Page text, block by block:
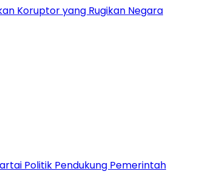
Koruptor yang Rugikan Negara
Politik Pendukung Pemerintah